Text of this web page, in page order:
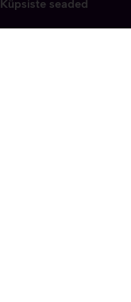
Küpsiste seaded